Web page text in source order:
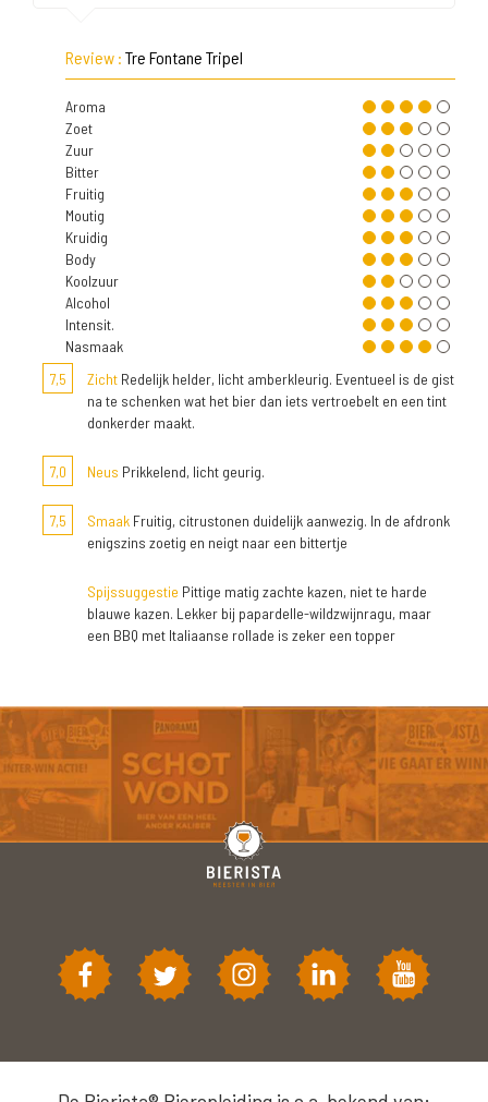
Review : Tre Fontane Tripel
Aroma
Zoet
Zuur
Bitter
Fruitig
Moutig
Kruidig
Body
Koolzuur
Alcohol
Intensit.
Nasmaak
7,5
Zicht Redelijk helder, licht amberkleurig. Eventueel is de gist
na te schenken wat het bier dan iets vertroebelt en een tint
donkerder maakt.
7,0 Neus Prikkelend, licht geurig.
7,5 Smaak Fruitig, citrustonen duidelijk aanwezig. In de afdronk
enigszins zoetig en neigt naar een bittertje
Spijssuggestie Pittige matig zachte kazen, niet te harde
blauwe kazen. Lekker bij papardelle-wildzwijnragu, maar
een BBQ met Italiaanse rollade is zeker een topper